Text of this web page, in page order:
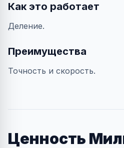
Как это работает
Деление.
Преимущества
Точность и скорость.
Ценность